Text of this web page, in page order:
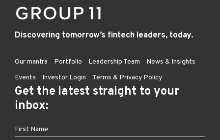
Discovering tomorrow’s fintech leaders, today.
Our mantra Portfolio Leadership Team
News & Insights
Events
Investor Login Terms & Privacy Policy
Get the latest straight to your
inbox: